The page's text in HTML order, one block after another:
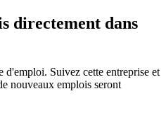
directement dans
Suivez cette entreprise et
nouveaux emplois seront